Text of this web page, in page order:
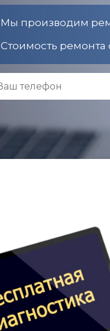
Мы производим
Стоимость ремонта